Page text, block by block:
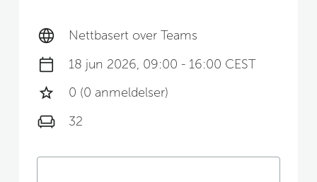
Nettbasert over Teams
18 jun 2026, 09:00 - 16:00 CEST
0 (0 anmeldelser)
32